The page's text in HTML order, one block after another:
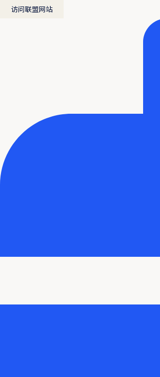
访问联盟网站